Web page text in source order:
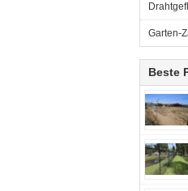
Garten-
Beste